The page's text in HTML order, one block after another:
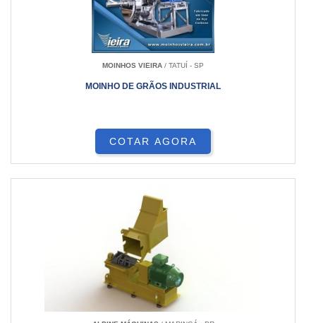
MOINHOS VIEIRA / TATUÍ - SP
MOINHO DE GRÃOS INDUSTRIAL
COTAR AGORA